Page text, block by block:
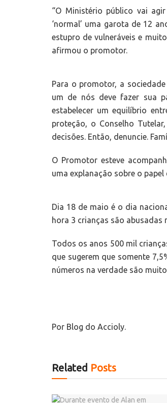
“O Ministério público vai
‘normal’ uma garota de 12
estupro de vulneráveis e
afirmou o promotor.
Para o promotor, a
um de nós deve fazer sua
estabelecer um equilíbrio
proteção, o Conselho
decisões. Então, denuncie.
O Promotor esteve
uma explanação sobre o
Dia 18 de maio é o dia
hora 3 crianças são abusadas
Todos os anos 500 mil
que sugerem que somente
números na verdade são
Por Blog do Accioly.
Related Posts